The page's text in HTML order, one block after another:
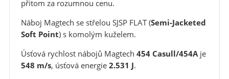
přitom za rozumnou cenu.
Náboj Magtech se střelou SJSP FLAT (Semi-Jacketed
Soft Point) s komolým kuželem.
Úsťová rychlost nábojů Magtech 454 Casull/454Aje
548 m/s, úsťová energie2.531 J.